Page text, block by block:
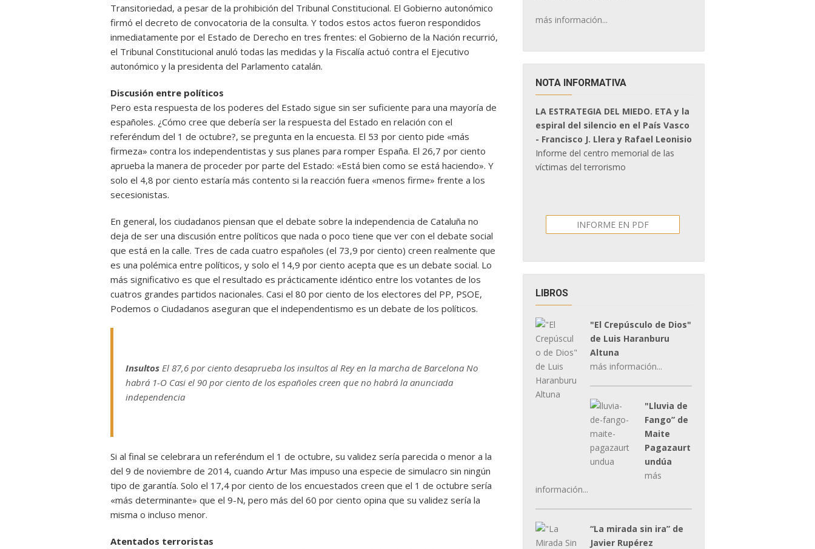
Transitoriedad, a pesar de la prohibición del Tribunal Constitucional. El Gobierno autonómico
firmó el decreto de convocatoria de la consulta. Y todos estos actos fueron respondidos
inmediatamente por el Estado de Derecho en tres frentes: el Gobierno de la Nación recurrió,
el Tribunal Constitucional anuló todas las medidas y la Fiscalía actuó contra el Ejecutivo
autonómico y la presidenta del Parlamento catalán.
Discusión entre políticos
Pero esta respuesta de los poderes del Estado sigue sin ser suficiente para una mayoría de
españoles. ¿Cómo cree que debería ser la respuesta del Estado en relación con el
referéndum del 1 de octubre?, se pregunta en la encuesta. El 53 por ciento pide «más
firmeza» contra los independentistas y sus planes para romper España. El 26,7 por ciento
aprueba la manera de proceder por parte del Estado: «Está bien como se está haciendo». Y
solo el 4,8 por ciento estaría más contento si la reacción fuera «menos firme» frente a los
secesionistas.
En general, los ciudadanos piensan que el debate sobre la independencia de Cataluña no
deja de ser una discusión entre políticos que nada o poco tiene que ver con el debate social
que está en la calle. Tres de cada cuatro españoles (el 73,9 por ciento) creen realmente que
es una polémica entre políticos, y solo el 14,9 por ciento acepta que es un debate social. Lo
más significativo es que el resultado es prácticamente idéntico entre los votantes de los
cuatros grandes partidos nacionales. Casi el 80 por ciento de los electores del PP, PSOE,
Podemos o Ciudadanos aseguran que el independentismo es un debate de los políticos.
Insultos El 87,6 por ciento desaprueba los insultos al Rey en la marcha de Barcelona No
habrá 1-O Casi el 90 por ciento de los españoles creen que no habrá la anunciada
independencia
Si al final se celebrara un referéndum el 1 de octubre, su validez sería parecida o menor a la
del 9 de noviembre de 2014, cuando Artur Mas impuso una especie de simulacro sin ningún
tipo de garantía. Solo el 17,4 por ciento de los encuestados creen que el 1 de octubre sería
«más determinante» que el 9-N, pero más del 60 por ciento opina que su validez sería la
misma o incluso menor.
Atentados terroristas
más información...
NOTA INFORMATIVA
LA ESTRATEGIA DEL MIEDO. ETA y la
espiral del silencio en el País Vasco
- Francisco J. Llera y Rafael Leonisio
Informe del centro memorial de las
víctimas del terrorismo
INFORME EN PDF
LIBROS
"El Crepúsculo de Dios"
de Luis Haranburu
Altuna
más información...
"Lluvia de
Fango” de
Maite
Pagazaurt
undúa
más
información...
“La mirada sin ira” de
Javier Rupérez